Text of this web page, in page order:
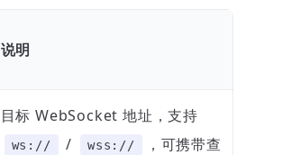
说明
目标 WebSocket 地址，支持
ws:// / wss://
，可携带查